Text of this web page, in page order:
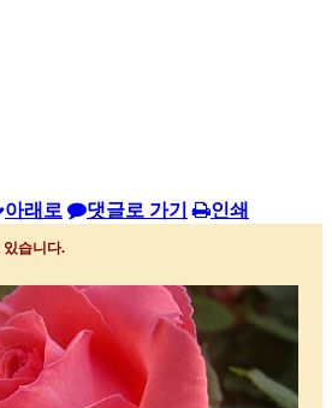
아래로 댓글로 가기 인쇄
있습니다.